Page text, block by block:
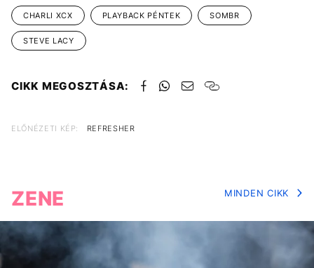
CHARLI XCX PLAYBACK PÉNTEK SOMBR
STEVE LACY
CIKK MEGOSZTÁSA:
ELŐNÉZETI KÉP: REFRESHER
ZENE MINDEN CIKK